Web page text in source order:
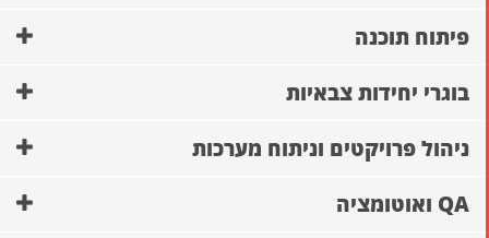
פיתוח תוכנה
בוגרי יחידות צבאיות
ניהול פרויקטים וניתוח מערכות
QA ואוטומציה